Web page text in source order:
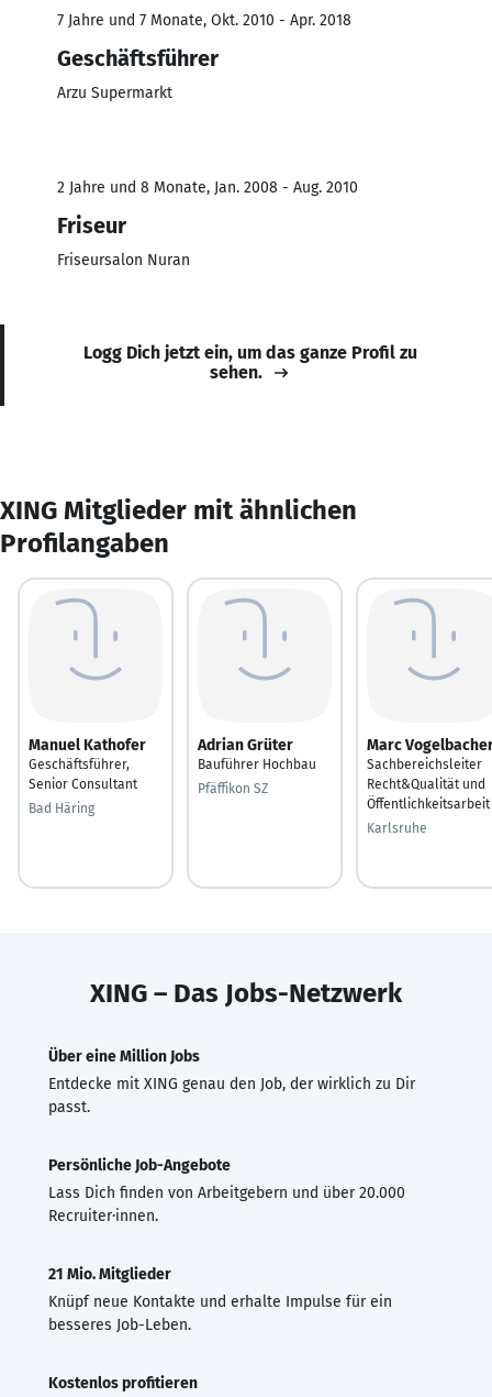
7 Jahre und 7 Monate, Okt. 2010 - Apr. 2018
Geschäftsführer
Arzu Supermarkt
2 Jahre und 8 Monate, Jan. 2008 - Aug. 2010
Friseur
Friseursalon Nuran
Logg Dich jetzt ein, um das ganze Profil zu
sehen.
XING Mitglieder mit ähnlichen
Profilangaben
Manuel Kathofer
Geschäftsführer,
Senior Consultant
Bad Häring
Adrian Grüter
Bauführer Hochbau
Pfäffikon SZ
Marc
Sachbereichsleiter
Recht&Qualität und
Öffentlichkeitsarbeit
Karlsruhe
XING – Das Jobs-Netzwerk
Über eine Million Jobs
Entdecke mit XING genau den Job, der wirklich zu Dir
passt.
Persönliche Job-Angebote
Lass Dich finden von Arbeitgebern und über 20.000
Recruiter·innen.
21 Mio. Mitglieder
Knüpf neue Kontakte und erhalte Impulse für ein
besseres Job-Leben.
Kostenlos profitieren